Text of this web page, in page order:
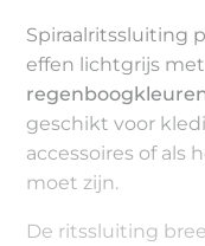
Spiraalritssluiting
effen lichtgrijs
geschikt voor
accessoires of als
moet zijn.
De ritssluiting